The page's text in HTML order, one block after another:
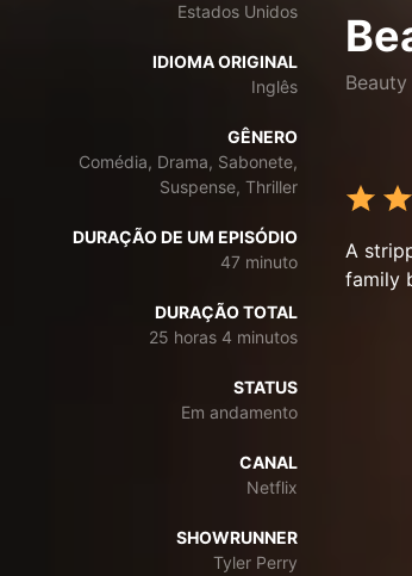
Estados Unidos
IDIOMA ORIGINAL
Inglês
GÊNERO
Comédia, Drama, Sabonete,
Suspense, Thriller
DURAÇÃO DE UM EPISÓDIO
47 minuto
DURAÇÃO TOTAL
25 horas 4 minutos
STATUS
Em andamento
CANAL
Netflix
SHOWRUNNER
Tyler Perry
A
family